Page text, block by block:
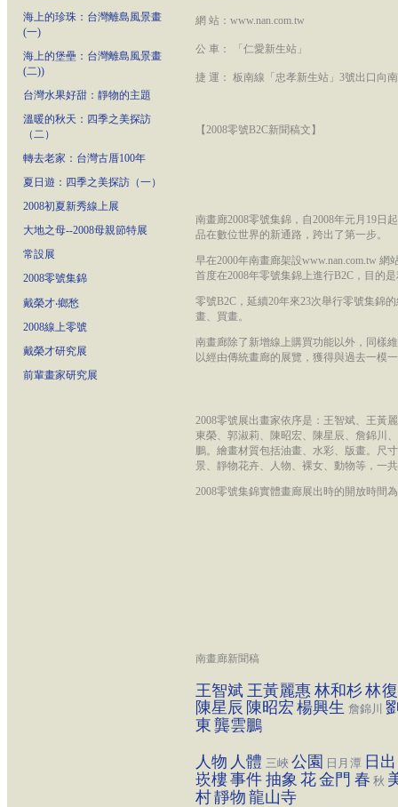
海上的珍珠：台灣離島風景畫
(一)
海上的堡壘：台灣離島風景畫
(二))
台灣水果好甜：靜物的主題
溫暖的秋天：四季之美探訪
（二）
轉去老家：台灣古厝100年
夏日遊：四季之美探訪（一）
2008初夏新秀線上展
大地之母--2008母親節特展
常設展
2008零號集錦
戴榮才‧鄉愁
2008線上零號
戴榮才研究展
前輩畫家研究展
網 站：www.nan.com.tw
公 車： 「仁愛新生站」
捷 運： 板南線「忠孝新生站」3號出口向
【2008零號B2C新聞稿文】
南畫廊2008零號集錦，自2008年元月19日
品在數位世界的新通路，跨出了第一步。
早在2000年南畫廊架設www.nan.com.tw
首度在2008年零號集錦上進行B2C，目的
零號B2C，延續20年來23次舉行零號集錦
畫、買畫。
南畫廊除了新增線上購買功能以外，同樣
以經由傳統畫廊的展覽，獲得與過去一模
2008零號展出畫家依序是：王智斌、王黃
東榮、郭淑莉、陳昭宏、陳星辰、詹錦川
鵬。繪畫材質包括油畫、水彩、版畫。尺
景、靜物花卉、人物、裸女、動物等，一
2008零號集錦實體畫廊展出時的開放時間
南畫廊新聞稿
王智斌 王黃麗惠 林和杉林
陳星辰 陳昭宏 楊興生 詹錦川
東 龔雲鵬
人物 人體 三峽 公園 日月潭 日出
崁樓事件 抽象 花金門 春 秋
村靜物 龍山寺